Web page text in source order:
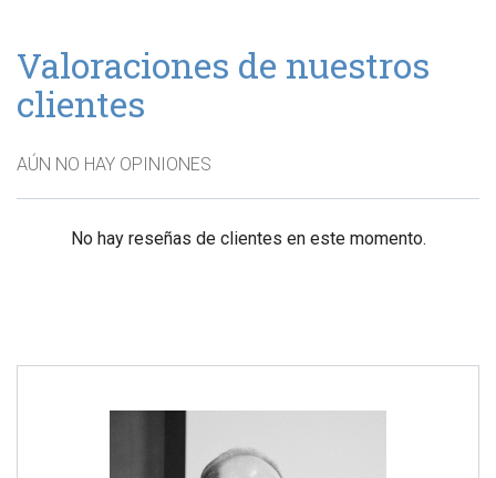
Valoraciones de nuestros
clientes
AÚN NO HAY OPINIONES
No hay reseñas de clientes en este momento.